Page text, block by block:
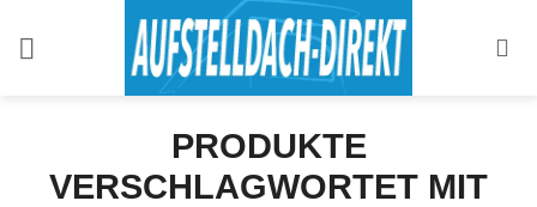
Inhalt
PRODUKTE
VERSCHLAGWORTET MIT